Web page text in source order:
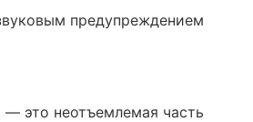
предупреждением
это неотъемлемая часть